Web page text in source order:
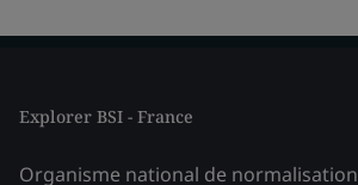
Explorer BSI - France
Organisme national de normalisation